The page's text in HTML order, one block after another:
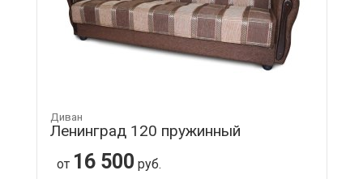
Диван
Ленинград 120 пружинный
от 16 500 руб.